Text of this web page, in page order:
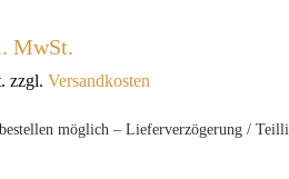
MwSt.
zzgl.Versandkosten
möglich – Lieferverzögerung /